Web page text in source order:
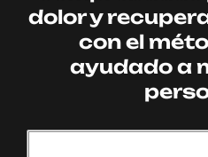
dolor y
con el
ayudado a